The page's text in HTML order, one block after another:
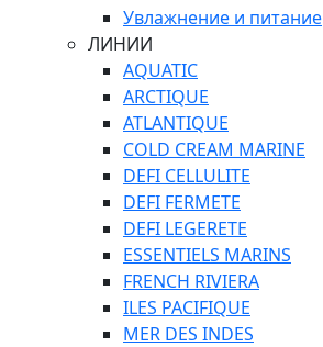
Увлажнение и питание
ЛИНИИ
AQUATIC
ARCTIQUE
ATLANTIQUE
COLD CREAM MARINE
DEFI CELLULITE
DEFI FERMETE
DEFI LEGERETE
ESSENTIELS MARINS
FRENCH RIVIERA
ILES PACIFIQUE
MER DES INDES